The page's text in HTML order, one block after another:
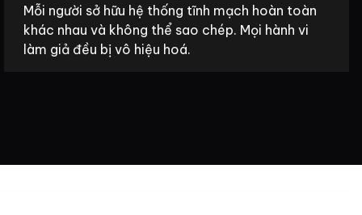
Mỗi người sở hữu hệ thống tĩnh mạch hoàn toàn
khác nhau và không thể sao chép. Mọi hành vi
làm giả đều bị vô hiệu hoá.